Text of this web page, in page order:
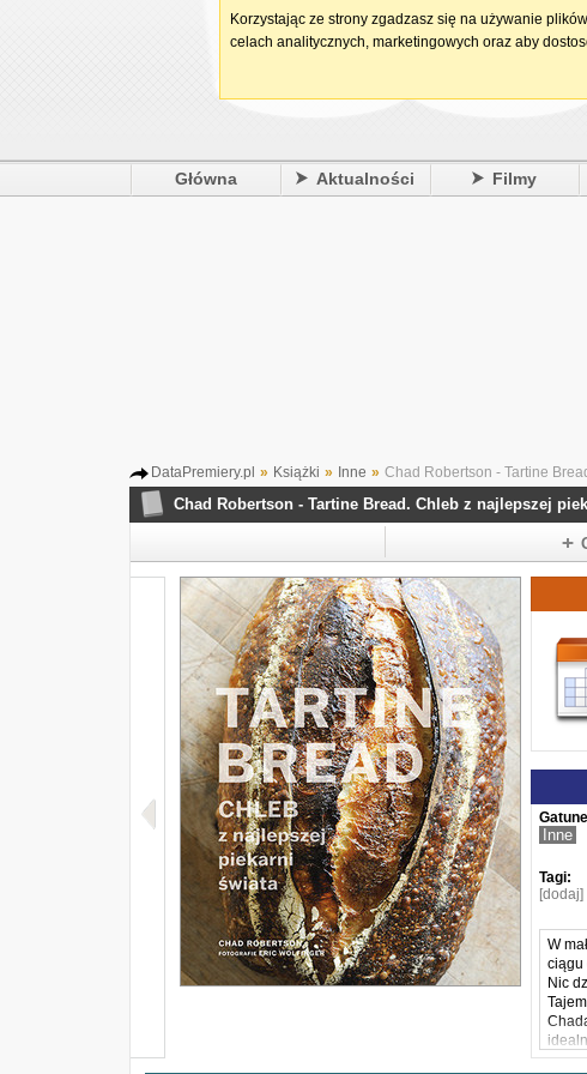
Główna Aktualności Filmy
DataPremiery.pl » Książki » Inne » Chad Robertson - Tartine
Chad Robertson - Tartine Bread. Chleb z najlepszej
Inne
Tagi:
[dodaj]
W
ciągu
Nic
Korzystając ze strony zgadzasz się na używanie
celach analitycznych, marketingowych oraz aby